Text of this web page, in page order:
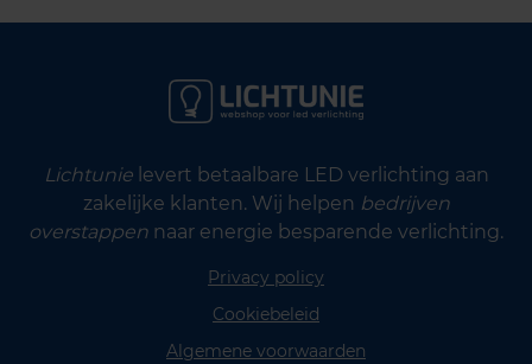
Lichtunielevert betaalbare LED verlichting aan
zakelijke klanten. Wij helpen bedrijven
overstappen naar energie besparende verlichting.
Privacy policy
Cookiebeleid
Algemene voorwaarden